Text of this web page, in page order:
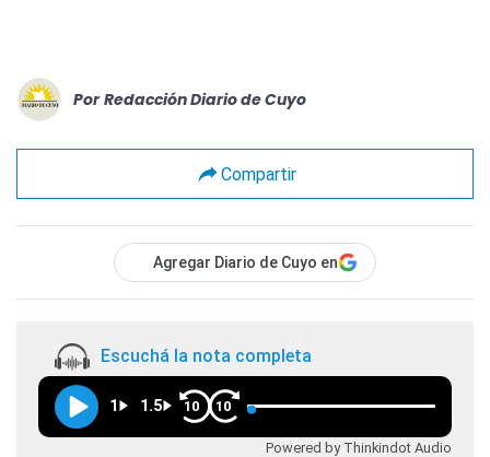
Por Redacción Diario de Cuyo
Compartir
Agregar Diario de Cuyo en
Escuchá la nota completa
1 1.5 10 10
Powered by Thinkindot Audio